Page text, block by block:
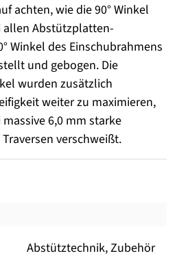
achten, wie die 90° Winkel
allen Abstützplatten-
Winkel des Einschubrahmens
und gebogen. Die
wurden zusätzlich
weiter zu maximieren,
6,0 mm starke
verschweißt.
Abstütztechnik, Zubehör